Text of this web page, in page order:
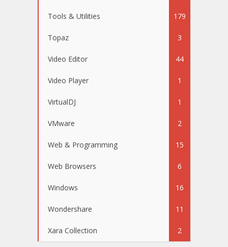
Tools & Utilities 179
Topaz 3
Video Editor 44
Video Player 1
VirtualDJ 1
VMware 2
Web & Programming 15
Web Browsers 6
Windows 16
Wondershare 11
Xara Collection 2